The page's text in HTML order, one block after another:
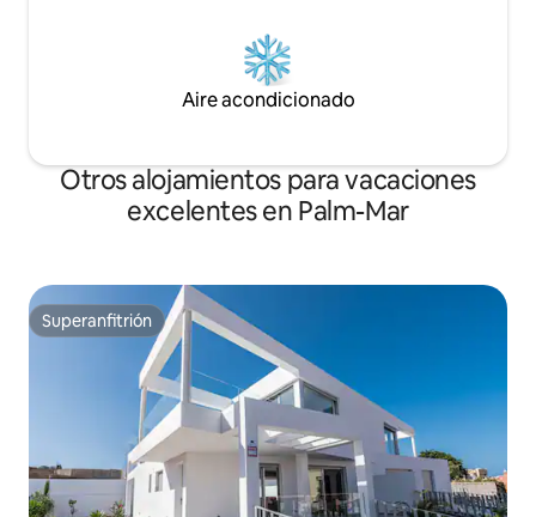
Aire acondicionado
Otros alojamientos para vacaciones
excelentes en Palm-Mar
Superanfitrión
Superanfitrión